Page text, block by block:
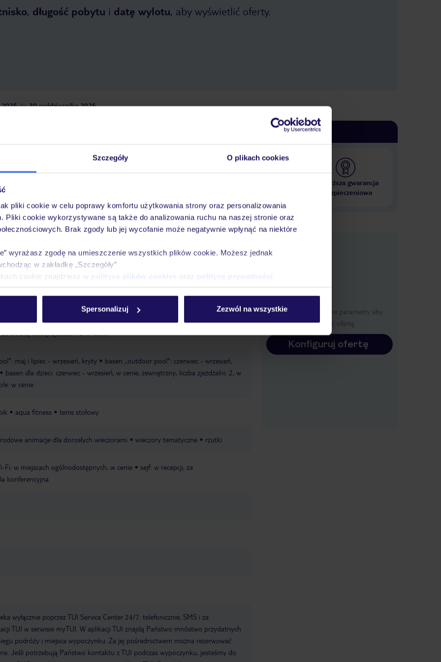
Szczegóły O plikach cookies
pliki cookie w celu poprawy komfortu użytkowania strony oraz personalizowania
Pliki cookie wykorzystywane są także do analizowania ruchu na naszej stronie oraz
Brak zgody lub jej wycofanie może negatywnie wpłynąć na niektóre
wyrażasz zgodę na umieszczenie wszystkich plików cookie. Możesz jednak
w zakładkę „Szczegóły”
cookie znajdziesz w polityce plików cookies oraz polityce prywatności
Spersonalizuj Zezwól na wszystkie
, długość pobytu i datę wylotu, aby wyświetlić oferty.
2026do30 października 2026
Najwyższa gwarancja
ubezpieczeniowa
słodką wodą, zjeżdżalnia: w cenie
maj i lipiec - wrzesień, kryty
basen „outdoor pool": czerwiec - wrzesień,
basen dla dzieci: czerwiec - wrzesień, w cenie, zewnętrzny, liczba zjeżdżalni: 2, w
w cenie
aqua fitness tenis stołowy
animacje dla dorosłych wieczorami wieczory tematyczne rzutki
Fi: w miejscach ogólnodostępnych, w cenie
sejf: w recepcji, za
konferencyjna
wyłącznie poprzez TUI Service Center 24/7: telefonicznie, SMS i za
TUI w serwisie myTUI. W aplikacji TUI znajdą Państwo mnóstwo przydatnych
podróży i miejsca wypoczynku. Za jej pośrednictwem można rezerwować
Jeśli potrzebują Państwo kontaktu z TUI podczas wypoczynku, jesteśmy do
Określ poszczególne parametry aby
wyświetlić ofertę
Konfiguruj ofertę